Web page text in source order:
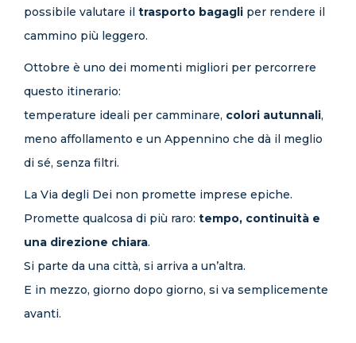
possibile valutare il trasporto bagagli per rendere il
cammino più leggero.
Ottobre è uno dei momenti migliori per percorrere
questo itinerario:
temperature ideali per camminare, colori autunnali,
meno affollamento e un Appennino che dà il meglio
di sé, senza filtri.
La Via degli Dei non promette imprese epiche.
Promette qualcosa di più raro: tempo, continuità e
una direzione chiara.
Si parte da una città, si arriva a un’altra.
E in mezzo, giorno dopo giorno, si va semplicemente
avanti.